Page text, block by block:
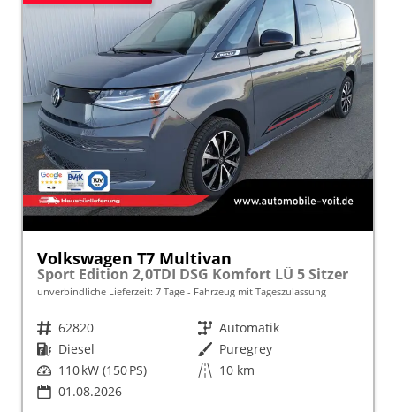
Volkswagen T7 Multivan
Sport Edition 2,0TDI DSG Komfort LÜ 5 Sitzer
unverbindliche Lieferzeit: 7 Tage Fahrzeug mit Tageszulassung
Fahrzeugnr. 62820 Getriebe Automatik
Kraftstoff Diesel Außenfarbe Puregrey
Leistung 110 kW (150 PS) Kilometerstand 10 km
01.08.2026